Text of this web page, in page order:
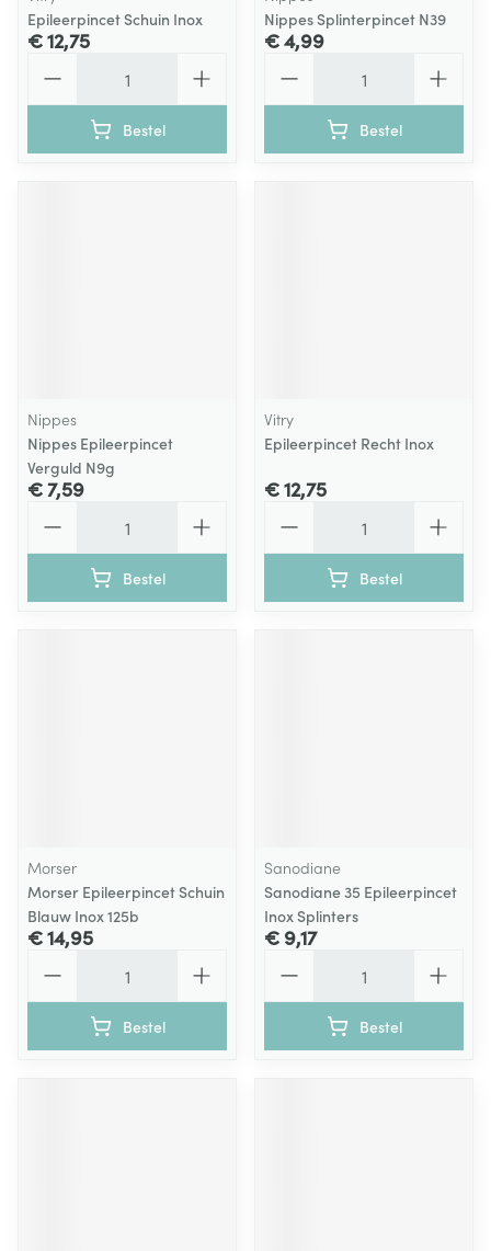
Epileerpincet Schuin Inox
€ 12,75
Bestel
Nippes Splinterpincet N39
€ 4,99
Bestel
Nippes
Nippes Epileerpincet
Verguld N9g
€ 7,59
Bestel
Vitry
Epileerpincet Recht Inox
€ 12,75
Bestel
Morser
Morser Epileerpincet Schuin
Blauw Inox 125b
€ 14,95
Bestel
Sanodiane
Sanodiane 35 Epileerpincet
Inox Splinters
€ 9,17
Bestel